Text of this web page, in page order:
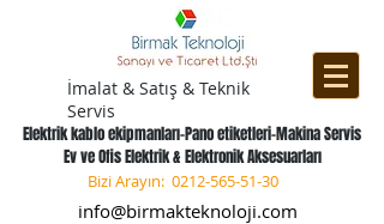
İmalat & Satış & Teknik
Servis
Elektrik kablo ekipmanları-Pano etiketleri-Makina Servis
Ev ve Ofis Elektrik & Elektronik Aksesuarları
Bizi Arayın: 0212-565-51-30
info@birmakteknoloji.com